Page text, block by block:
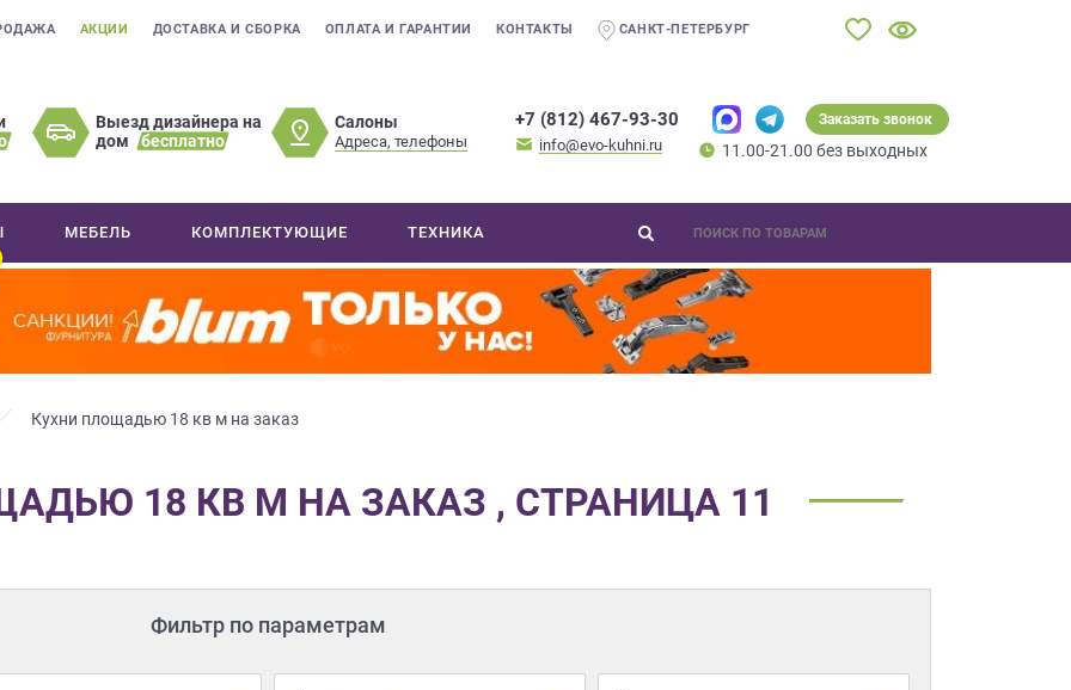
АКЦИИ ДОСТАВКА И СБОРКА ОПЛАТА И ГАРАНТИИ КОНТАКТЫ САНКТ-ПЕТЕРБУРГ
Выезд дизайнера на
дом
бесплатно
Салоны
Адреса, телефоны
+7 (812) 467-93-30
info@evo-kuhni.ru
Заказать звонок
11.00-21.00 без выходных
МЕБЕЛЬ КОМПЛЕКТУЮЩИЕ ТЕХНИКА
Кухни площадью 18 кв м на заказ
18 КВ М НА ЗАКАЗ , СТРАНИЦА 11
Фильтр по параметрам